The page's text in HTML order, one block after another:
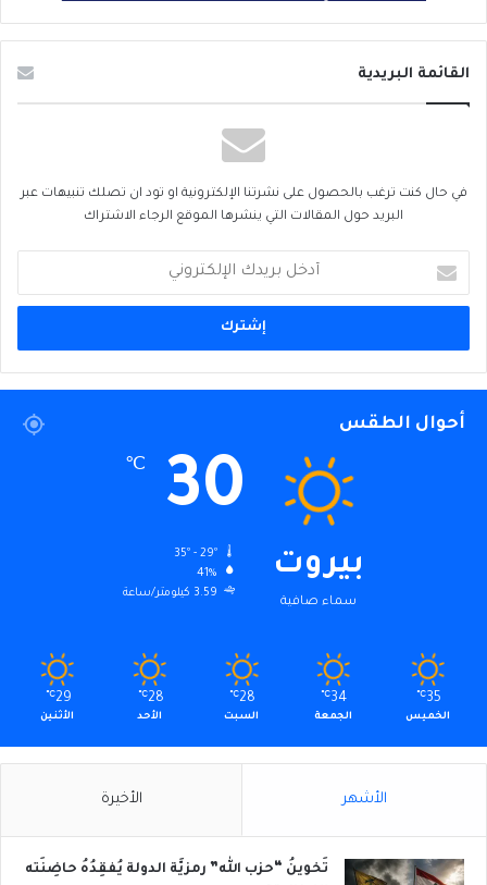
القائمة البريدية
في حال كنت ترغب بالحصول على نشرتنا الإلكترونية او تود ان تصلك تنبيهات عبر
البريد حول المقالات التي ينشرها الموقع الرجاء الاشتراك
بريدك
الإلكتروني
أحوال الطقس
بيروت
سماء صافية
30
℃
41%
3.59 كيلومتر/ساعة
35
℃
الخميس
34
℃
الجمعة
28
℃
السبت
28
℃
الأحد
29
℃
الأثنين
الأشهر الأخيرة
تَخوينُ “حزب الله” رمزيَّة الدولة يُفقِدُهُ حاضِنَته